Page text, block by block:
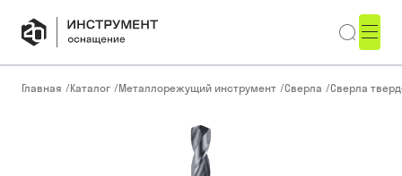
Главная /Каталог /Металлорежущий инструмент /Сверла /Сверла